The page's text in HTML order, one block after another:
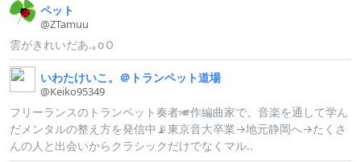
ペット
@ZTamuu
雲がきれいだあ.｡oＯ
いわたけいこ。＠ トランペット道場
@Keiko95349
フリーランスのトランペット奏者🎺作編曲家で、音楽を通して学ん
だメンタルの整え方を発信中📡東京音大卒業→地元静岡へ→たくさ
んの人と出会いからクラシックだけでなくマル..